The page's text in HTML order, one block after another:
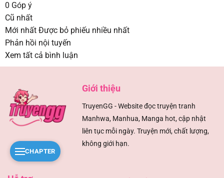
CHAPTER
0 Góp ý
Cũ nhất
Mới nhất Được bỏ phiếu nhiều nhất
Phản hồi nội tuyến
Xem tất cả bình luận
Giới thiệu
TruyenGG - Website đọc truyện tranh
Manhwa, Manhua, Manga hot, cập nhật
liên tục mỗi ngày. Truyện mới, chất lượng,
không giới hạn.